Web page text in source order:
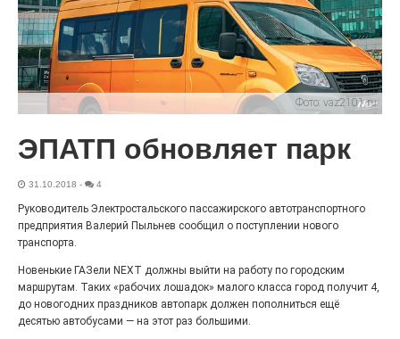
28.07.2026 0
Выставка «Палитра героизма» — новый масштабный
проект, на который электростальцев приглашает к
себе Выставочный зал им. Олега Коняшина.
«Районы-кварталы»
путешествуют по городу
Фото: vaz2101.ru
ЭПАТП обновляет парк
31.10.2018 - 4
Руководитель Электростальского пассажирского автотранспортного
предприятия Валерий Пыльнев сообщил о поступлении нового
транспорта.
Новенькие ГАЗели NEXT должны выйти на работу по городским
маршрутам. Таких «рабочих лошадок» малого класса город получит 4,
до новогодних праздников автопарк должен пополниться ещё
десятью автобусами — на этот раз большими.